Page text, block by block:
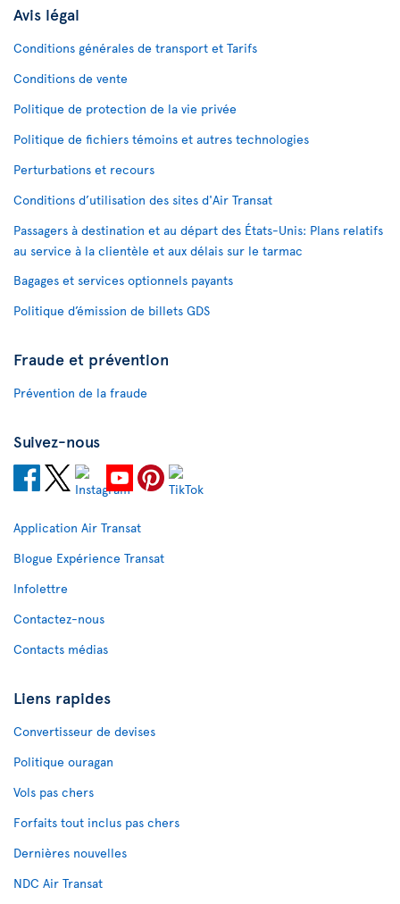
Avis légal
Conditions générales de transport et Tarifs
Conditions de vente
Politique de protection de la vie privée
Politique de fichiers témoins et autres technologies
Perturbations et recours
Conditions d’utilisation des sites d'Air Transat
Passagers à destination et au départ des États-Unis: Plans relatifs
au service à la clientèle et aux délais sur le tarmac
Bagages et services optionnels payants
Politique d’émission de billets GDS
Fraude et prévention
Prévention de la fraude
Suivez-nous
Application Air Transat
Blogue Expérience Transat
Infolettre
Contactez-nous
Contacts médias
Liens rapides
Convertisseur de devises
Politique ouragan
Vols pas chers
Forfaits tout inclus pas chers
Dernières nouvelles
NDC Air Transat